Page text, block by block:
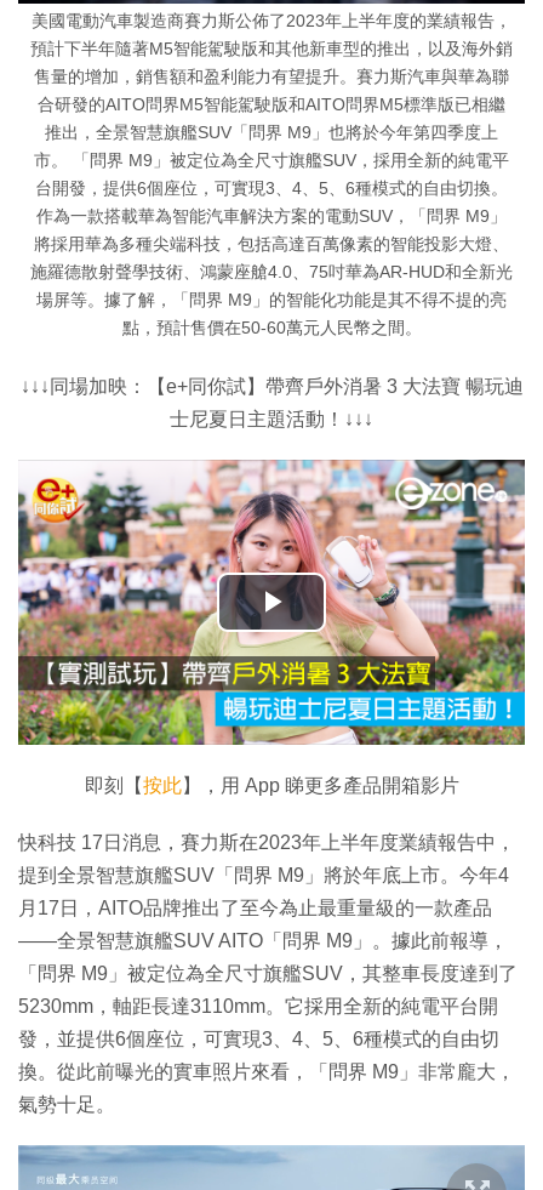
美國電動汽車製造商賽力斯公佈了2023年上半年度的業績報告，
預計下半年隨著M5智能駕駛版和其他新車型的推出，以及海外銷
售量的增加，銷售額和盈利能力有望提升。賽力斯汽車與華為聯
合研發的AITO問界M5智能駕駛版和AITO問界M5標準版已相繼
推出，全景智慧旗艦SUV「問界 M9」也將於今年第四季度上
市。 「問界 M9」被定位為全尺寸旗艦SUV，採用全新的純電平
台開發，提供6個座位，可實現3、4、5、6種模式的自由切換。
作為一款搭載華為智能汽車解決方案的電動SUV，「問界 M9」
將採用華為多種尖端科技，包括高達百萬像素的智能投影大燈、
施羅德散射聲學技術、鴻蒙座艙4.0、75吋華為AR-HUD和全新光
場屏等。據了解，「問界 M9」的智能化功能是其不得不提的亮
點，預計售價在50-60萬元人民幣之間。
↓↓↓同場加映：【e+同你試】帶齊戶外消暑 3 大法寶 暢玩迪
士尼夏日主題活動！↓↓↓
播
放
影
片
即刻【按此】，用 App 睇更多產品開箱影片
快科技 17日消息，賽力斯在2023年上半年度業績報告中，
提到全景智慧旗艦SUV「問界 M9」將於年底上市。今年4
月17日，AITO品牌推出了至今為止最重量級的一款產品
——全景智慧旗艦SUV AITO「問界 M9」。據此前報導，
「問界 M9」被定位為全尺寸旗艦SUV，其整車長度達到了
5230mm，軸距長達3110mm。它採用全新的純電平台開
發，並提供6個座位，可實現3、4、5、6種模式的自由切
換。從此前曝光的實車照片來看，「問界 M9」非常龐大，
氣勢十足。